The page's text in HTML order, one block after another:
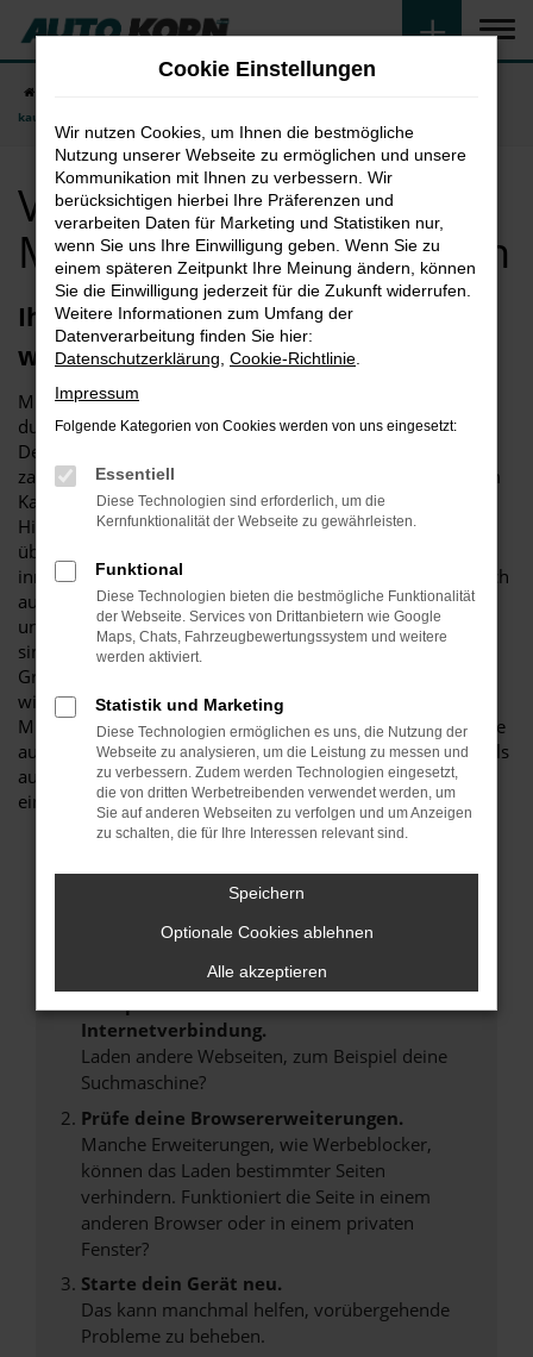
Zum
Hauptinhalt
kaufen
VW T6 Multivan in
München günstig kaufen
Ihr neuer VW T6 Multivan in München
wartet.
Mit einem VW T6 Multivan in München erwerben Sie ein
durch und durch überzeugendes Fahrzeug. Sowohl das
Design als auch die „inneren Werte“ haben sich in
zahlreichen Tests bewährt. Hinzu kommt, dass Sie mit dem
Kauf des VW T6 Multivan in München gleich in mehrerlei
Hinsicht Geld sparen. Einerseits handelt es sich um ein
überaus sparsames und umweltfreundliches Modell, dass
innerhalb seiner Klasse mit herausragenden Werten auf sich
aufmerksam macht. Andererseits offerieren wir Ihnen
unschlagbar günstige Konditionen. Seit mehr als 25 Jahren
sind wir als Autohändler tätig und erhalten als
Großabnehmer erstklassige Konditionen. Natürlich reichen
wir diese Vorteile beim Kauf eines VW T6 Multivan in
München an Sie weiter. Hinzu kommt, dass wir Ihnen gerne
auch eine Finanzierung anbieten – sowohl für Neuwagen als
auch für ein Gebrauchtfahrzeug, eine Tageszulassung oder
einen Jahreswagen.
Fehler: Network Error
Beim Laden ist ein Fehler aufgetreten.
Hier sind ein paar Tipps, die dir helfen können:
Überprüfe deine Firewall und deine
Internetverbindung.
Laden andere Webseiten, zum Beispiel deine
Suchmaschine?
Prüfe deine Browsererweiterungen.
Manche Erweiterungen, wie Werbeblocker,
können das Laden bestimmter Seiten
verhindern. Funktioniert die Seite in einem
anderen Browser oder in einem privaten
Fenster?
Starte dein Gerät neu.
Das kann manchmal helfen, vorübergehende
Probleme zu beheben.
Cookie Einstellungen
Wir nutzen Cookies, um Ihnen die bestmögliche
Nutzung unserer Webseite zu ermöglichen und unsere
Kommunikation mit Ihnen zu verbessern. Wir
berücksichtigen hierbei Ihre Präferenzen und
verarbeiten Daten für Marketing und Statistiken nur,
wenn Sie uns Ihre Einwilligung geben. Wenn Sie zu
einem späteren Zeitpunkt Ihre Meinung ändern, können
Sie die Einwilligung jederzeit für die Zukunft widerrufen.
Weitere Informationen zum Umfang der
Datenverarbeitung finden Sie hier:
Datenschutzerklärung Cookie-Richtlinie
Impressum
Folgende Kategorien von Cookies werden von uns eingesetzt:
Essentiell
Diese Technologien sind erforderlich, um die
Kernfunktionalität der Webseite zu gewährleisten.
Funktional
Diese Technologien bieten die bestmögliche Funktionalität
der Webseite. Services von Drittanbietern wie Google
Maps, Chats, Fahrzeugbewertungssystem und weitere
werden aktiviert.
Statistik und Marketing
Diese Technologien ermöglichen es uns, die Nutzung der
Webseite zu analysieren, um die Leistung zu messen und
zu verbessern. Zudem werden Technologien eingesetzt,
die von dritten Werbetreibenden verwendet werden, um
Sie auf anderen Webseiten zu verfolgen und um Anzeigen
zu schalten, die für Ihre Interessen relevant sind.
Speichern
Optionale Cookies ablehnen
Alle akzeptieren